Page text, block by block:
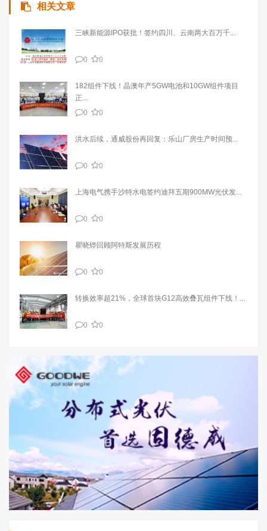
相关文章
三峡新能源IPO获批！签约四川、云南两大百万千...
0 0
182组件下线！晶澳年产5GW电池和10GW组件项目
正...
0
0
洪水后续，通威股份再回复：乐山厂房生产时间预...
0 0
上海电气携手沙特水电签约迪拜五期900MW光伏发...
0 0
瞿晓铧回顾阿特斯发展历程
0 0
转换效率超21%，全球首块G12高效叠瓦组件下线！...
0 0